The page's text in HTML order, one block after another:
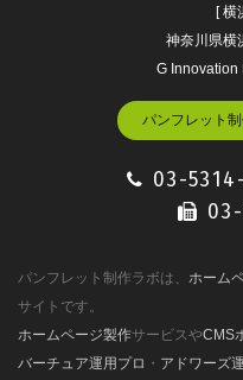
[ 横
神奈川県横
G Innovation
パンフレット
03-
パンフレット制作ラボは、 ホーム
サイトです。
ホームページ製作サービスやCMS
バーチュア運用プロ ・ アドワーズ